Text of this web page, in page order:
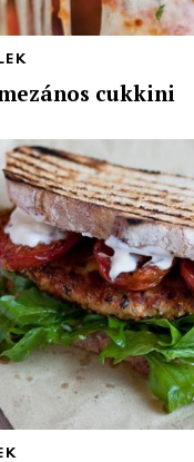
cukkini